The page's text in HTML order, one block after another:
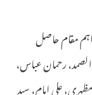
مقام حاصل
رحمان عباس،
علی امام، سید